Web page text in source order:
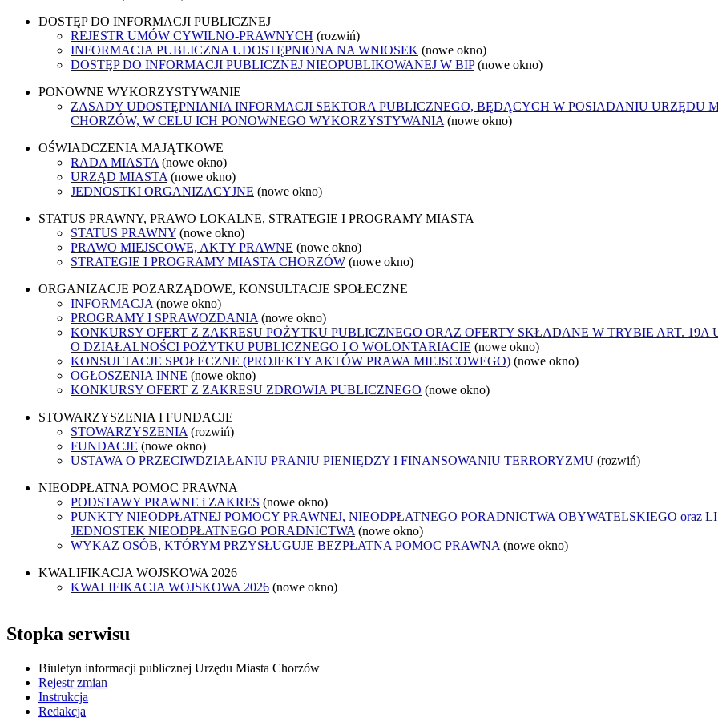
DOSTĘP DO INFORMACJI PUBLICZNEJ
REJESTR UMÓW CYWILNO-PRAWNYCH (rozwiń)
INFORMACJA PUBLICZNA UDOSTĘPNIONA NA WNIOSEK (nowe okno)
DOSTĘP DO INFORMACJI PUBLICZNEJ NIEOPUBLIKOWANEJ W BIP (nowe okno)
PONOWNE WYKORZYSTYWANIE
ZASADY UDOSTĘPNIANIA INFORMACJI SEKTORA PUBLICZNEGO, BĘDĄCYCH W POSIADANIU URZĘDU
CHORZÓW, W CELU ICH PONOWNEGO WYKORZYSTYWANIA (nowe okno)
OŚWIADCZENIA MAJĄTKOWE
RADA MIASTA (nowe okno)
URZĄD MIASTA (nowe okno)
JEDNOSTKI ORGANIZACYJNE (nowe okno)
STATUS PRAWNY, PRAWO LOKALNE, STRATEGIE I PROGRAMY MIASTA
STATUS PRAWNY (nowe okno)
PRAWO MIEJSCOWE, AKTY PRAWNE (nowe okno)
STRATEGIE I PROGRAMY MIASTA CHORZÓW (nowe okno)
ORGANIZACJE POZARZĄDOWE, KONSULTACJE SPOŁECZNE
INFORMACJA (nowe okno)
PROGRAMY I SPRAWOZDANIA (nowe okno)
KONKURSY OFERT Z ZAKRESU POŻYTKU PUBLICZNEGO ORAZ OFERTY SKŁADANE W TRYBIE ART. 19A
O DZIAŁALNOŚCI POŻYTKU PUBLICZNEGO I O WOLONTARIACIE (nowe okno)
KONSULTACJE SPOŁECZNE (PROJEKTY AKTÓW PRAWA MIEJSCOWEGO) (nowe okno)
OGŁOSZENIA INNE (nowe okno)
KONKURSY OFERT Z ZAKRESU ZDROWIA PUBLICZNEGO (nowe okno)
STOWARZYSZENIA I FUNDACJE
STOWARZYSZENIA (rozwiń)
FUNDACJE (nowe okno)
USTAWA O PRZECIWDZIAŁANIU PRANIU PIENIĘDZY I FINANSOWANIU TERRORYZMU (rozwiń)
NIEODPŁATNA POMOC PRAWNA
PODSTAWY PRAWNE i ZAKRES (nowe okno)
PUNKTY NIEODPŁATNEJ POMOCY PRAWNEJ, NIEODPŁATNEGO PORADNICTWA OBYWATELSKIEGO oraz
JEDNOSTEK NIEODPŁATNEGO PORADNICTWA (nowe okno)
WYKAZ OSÓB, KTÓRYM PRZYSŁUGUJE BEZPŁATNA POMOC PRAWNA (nowe okno)
KWALIFIKACJA WOJSKOWA 2026
KWALIFIKACJA WOJSKOWA 2026 (nowe okno)
Stopka serwisu
Biuletyn informacji publicznej Urzędu Miasta Chorzów
Rejestr zmian
Instrukcja
Redakcja